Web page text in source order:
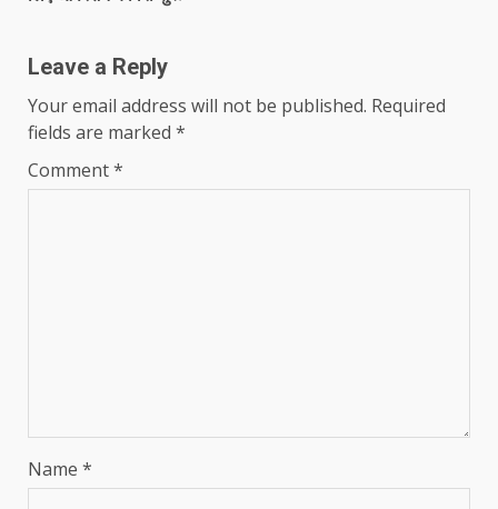
Leave a Reply
Your email address will not be published. Required
fields are marked *
Comment*
Name *